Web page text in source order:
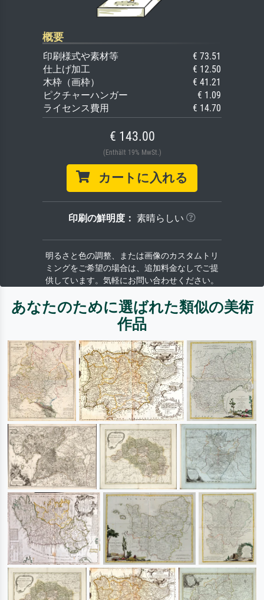
概要
印刷様式や素材等
€ 73.51
仕上げ加工
€ 12.50
木枠（画枠）
€ 41.21
ピクチャーハンガー
€ 1.09
ライセンス費用
€ 14.70
€ 143.00
(Enthält 19% MwSt.)
カートに入れる
印刷の鮮明度： 素晴らしい
明るさと色の調整、または画像のカスタムトリ
ミングをご希望の場合は、追加料金なしでご提
供しています。気軽にお問い合わせください。
あなたのために選ばれた類似の美術
作品